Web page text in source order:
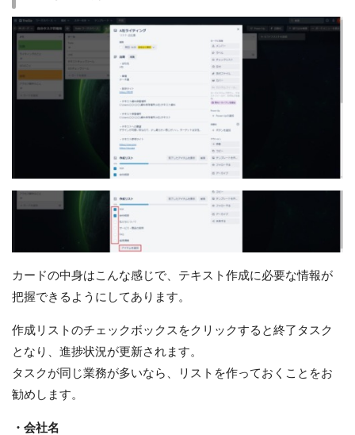
カードの中身はこんな感じで、テキスト作成に必要な情報が
把握できるようにしてあります。
作成リストのチェックボックスをクリックすると終了タスク
となり、進捗状況が更新されます。
タスクが同じ業務が多いなら、リストを作っておくことをお
勧めします。
・会社名